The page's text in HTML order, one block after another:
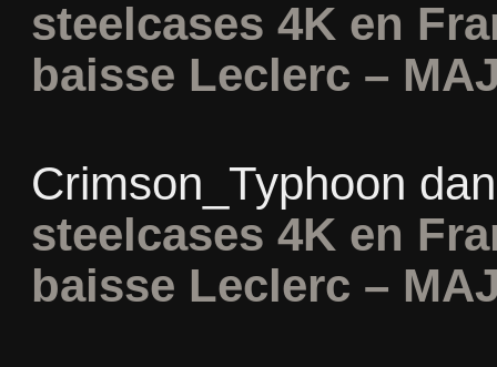
steelcases 4K en
baisse Leclerc –
Crimson_Typhoon
steelcases 4K en
baisse Leclerc –